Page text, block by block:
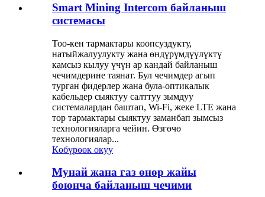
Smart Mining Intercom байланыш
системасы
Тоо-кен тармактары коопсуздукту,
натыйжалуулукту жана өндүрүмдүүлүктү
камсыз кылуу үчүн ар кандай байланыш
чечимдерине таянат. Бул чечимдер агып
турган фидерлер жана була-оптикалык
кабельдер сыяктуу салттуу зымдуу
системалардан баштап, Wi-Fi, жеке LTE жана
тор тармактары сыяктуу заманбап зымсыз
технологияларга чейин. Өзгөчө
технологиялар...
Көбүрөөк окуу
Мунай жана газ өнөр жайы
боюнча байланыш чечими